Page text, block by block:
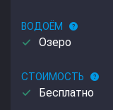
ВОДОЁМ help
done Озеро
СТОИМОСТЬ help
done Бесплатно